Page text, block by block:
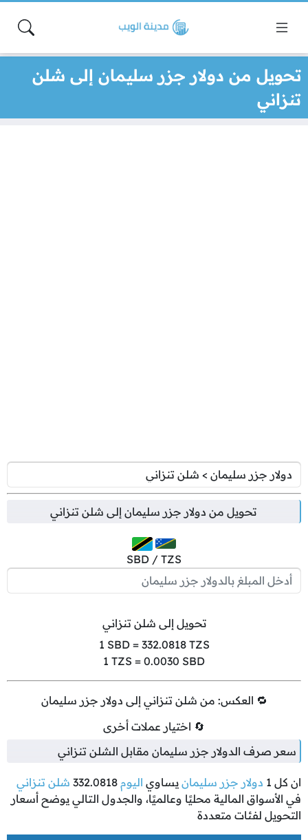
تحويل من دولار جزر سليمان إلى شلن
تنزاني
تحويل من دولار جزر سليمان إلى شلن تنزاني
SBD / TZS
تحويل إلى شلن تنزاني
1 SBD = 332.0818TZS
1 TZS = 0.0030 SBD
🔁 العكس: من شلن تنزاني إلى دولار جزر سليمان
🔄 اختيار عملات أخرى
سعر صرف الدولار جزر سليمان مقابل الشلن تنزاني
ان كل 1 دولار جزر سليمان يساوي اليوم 332.0818 شلن تنزاني
في الأسواق المالية محليًا وعالميًا، والجدول التالي يوضح أسعار
التحويل لفئات متعددة